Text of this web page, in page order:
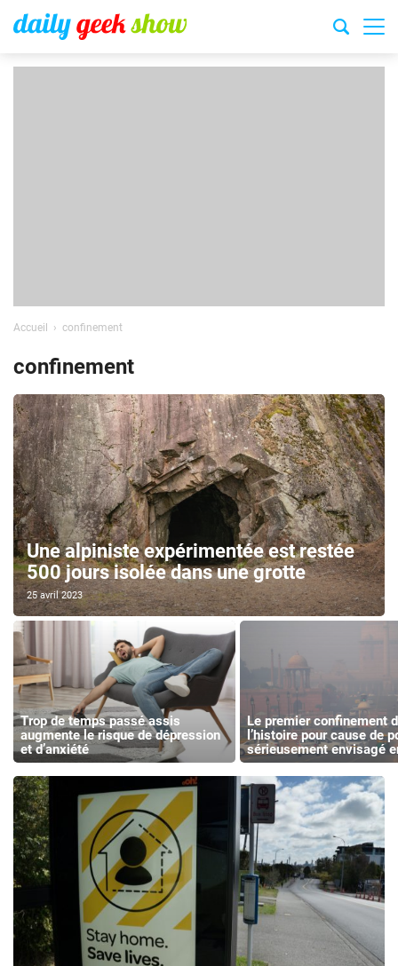
Accueil confinement
confinement
Une alpiniste expérimentée est restée
500 jours isolée dans une grotte
25 avril 2023
Trop de temps passé assis
augmente le risque de dépression
et d’anxiété
Le premier confinement
l’histoire pour cause de
sérieusement envisagé